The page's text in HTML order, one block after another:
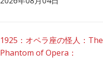
1925：オペラ座の怪人：The
Phantom of Opera：